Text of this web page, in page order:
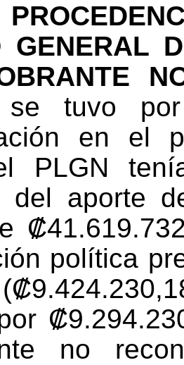
GENERAL
se tuvo
en el
PLGN
del aporte
política
no